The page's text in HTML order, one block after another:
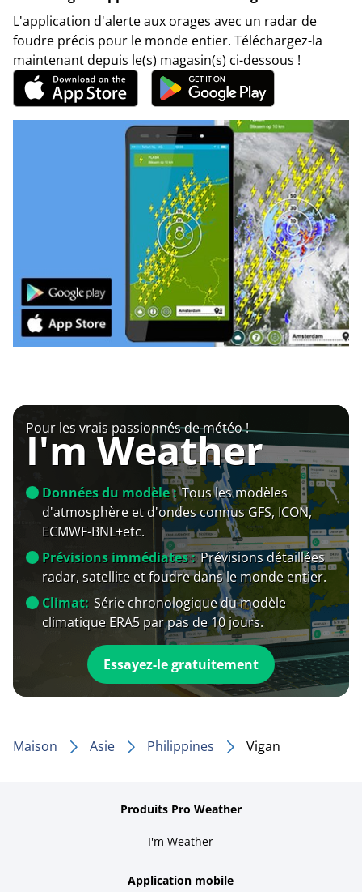
L'application d'alerte aux orages avec un radar de
foudre précis pour le monde entier. Téléchargez-la
maintenant depuis le(s) magasin(s) ci-dessous !
Pour les vrais passionnés de météo !
I'm Weather
Données du modèle : Tous les modèles
d'atmosphère et d'ondes connus GFS, ICON,
ECMWF-BNL+etc.
Prévisions immédiates : Prévisions détaillées
radar, satellite et foudre dans le monde entier.
Climat: Série chronologique du modèle
climatique ERA5 par pas de 10 jours.
Essayez-le gratuitement
Maison Asie Philippines Vigan
Produits Pro Weather
I'm Weather
Application mobile